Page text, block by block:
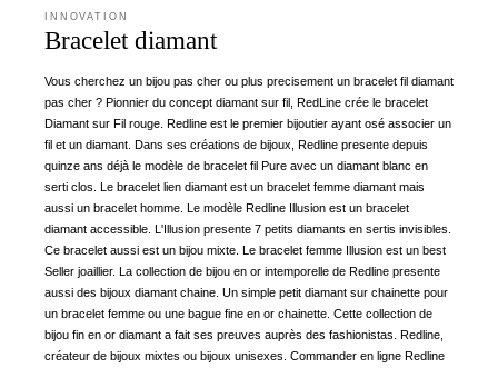
INNOVATION
Bracelet diamant
Vous cherchez un bijou pas cher ou plus precisement un bracelet fil diamant
pas cher ? Pionnier du concept diamant sur fil, RedLine crée le bracelet
Diamant sur Fil rouge. Redline est le premier bijoutier ayant osé associer un
fil et un diamant. Dans ses créations de bijoux, Redline presente depuis
quinze ans déjà le modèle de bracelet fil Pure avec un diamant blanc en
serti clos. Le bracelet lien diamant est un bracelet femme diamant mais
aussi un bracelet homme. Le modèle Redline Illusion est un bracelet
diamant accessible. L'Illusion presente 7 petits diamants en sertis invisibles.
Ce bracelet aussi est un bijou mixte. Le bracelet femme Illusion est un best
Seller joaillier. La collection de bijou en or intemporelle de Redline presente
aussi des bijoux diamant chaine. Un simple petit diamant sur chainette pour
un bracelet femme ou une bague fine en or chainette. Cette collection de
bijou fin en or diamant a fait ses preuves auprès des fashionistas. Redline,
créateur de bijoux mixtes ou bijoux unisexes. Commander en ligne Redline